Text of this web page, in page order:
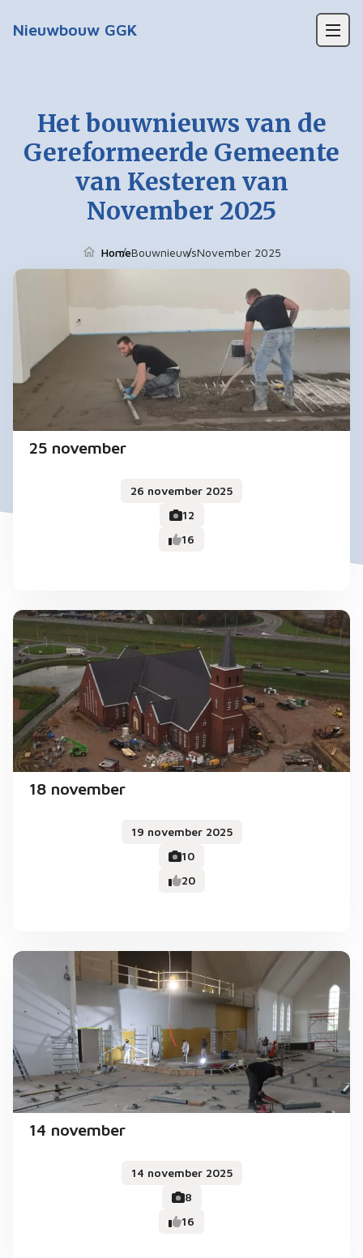
Nieuwbouw GGK
Het bouwnieuws van de
Gereformeerde Gemeente
van Kesteren van
November 2025
HomeBouwnieuwsNovember 2025
25 november
26 november 2025
12
16
18 november
19 november 2025
10
20
14 november
14 november 2025
8
16